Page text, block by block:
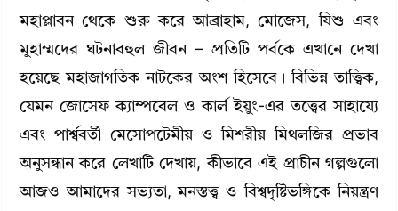
মহাপ্লাবন থেকে শুরু করে আব্রাহাম, মোজেস, যিশু এবং
মুহাম্মদের ঘটনাবহুল জীবন – প্রতিটি পর্বকে এখানে দেখা
হয়েছে মহাজাগতিক নাটকের অংশ হিসেবে। বিভিন্ন তাত্ত্বিক,
যেমন জোসেফ ক্যাম্পবেল ও কার্ল ইয়ুং-এর তত্ত্বের সাহায্যে
এবং পার্শ্ববর্তী মেসোপটেমীয় ও মিশরীয় মিথলজির প্রভাব
অনুসন্ধান করে লেখাটি দেখায়, কীভাবে এই প্রাচীন গল্পগুলো
আজও আমাদের সভ্যতা, মনস্তত্ত্ব ও বিশ্বদৃষ্টিভঙ্গিকে নিয়ন্ত্রণ